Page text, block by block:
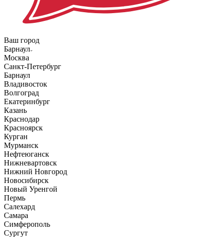
Ваш город
Барнаул
Москва
Санкт-Петербург
Барнаул
Владивосток
Волгоград
Екатеринбург
Казань
Краснодар
Красноярск
Курган
Мурманск
Нефтеюганск
Нижневартовск
Нижний Новгород
Новосибирск
Новый Уренгой
Пермь
Салехард
Самара
Симферополь
Сургут